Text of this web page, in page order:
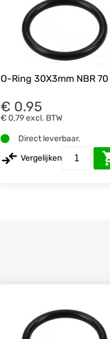
O-Ring 30X3mm NBR 70
€ 0.95
€ 0,79excl. BTW
Direct leverbaar.
Vergelijken